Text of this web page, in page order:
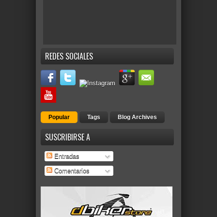
REDES SOCIALES
Popular Tags Blog Archives
SUSCRIBIRSE A
Entradas
Comentarios